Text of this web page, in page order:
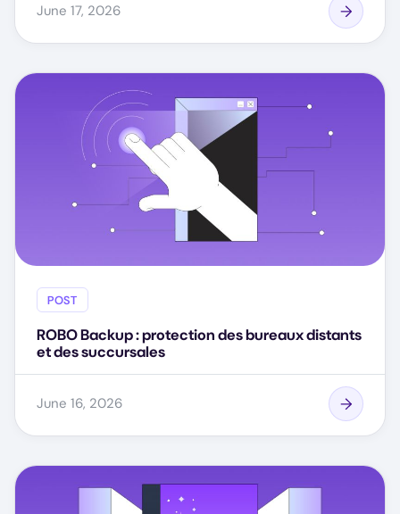
June 17, 2026
POST
ROBO Backup : protection des bureaux distants
et des succursales
June 16, 2026